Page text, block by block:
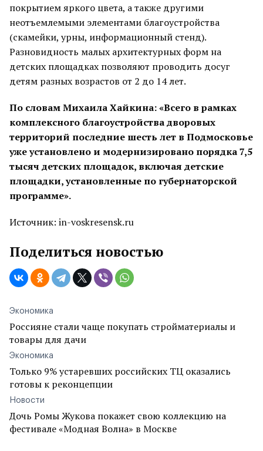
покрытием яркого цвета, а также другими
неотъемлемыми элементами благоустройства
(скамейки, урны, информационный стенд).
Разновидность малых архитектурных форм на
детских площадках позволяют проводить досуг
детям разных возрастов от 2 до 14 лет.
По словам Михаила Хайкина: «Всего в рамках
комплексного благоустройства дворовых
территорий последние шесть лет в Подмосковье
уже установлено и модернизировано порядка 7,5
тысяч детских площадок, включая детские
площадки, установленные по губернаторской
программе».
Источник: in-voskresensk.ru
Поделиться новостью
Экономика
Россияне стали чаще покупать стройматериалы и
товары для дачи
Экономика
Только 9% устаревших российских ТЦ оказались
готовы к реконцепции
Новости
Дочь Ромы Жукова покажет свою коллекцию на
фестивале «Модная Волна» в Москве